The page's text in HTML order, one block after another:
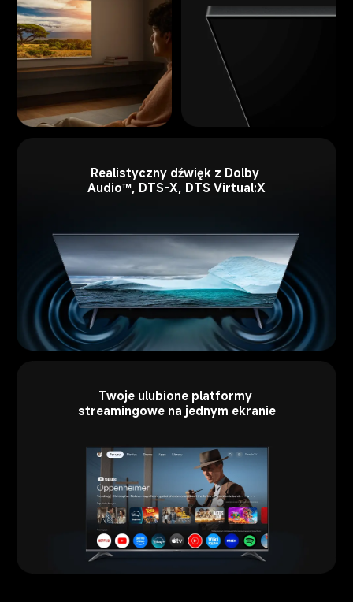
Realistyczny dźwięk z Dolby
Audio™, DTS-X, DTS Virtual:X
Twoje ulubione platformy
streamingowe na jednym ekranie